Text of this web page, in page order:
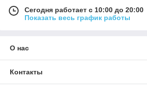
Сегодня работает с 10:00 до 20:00
Показать весь график работы
О нас
Контакты